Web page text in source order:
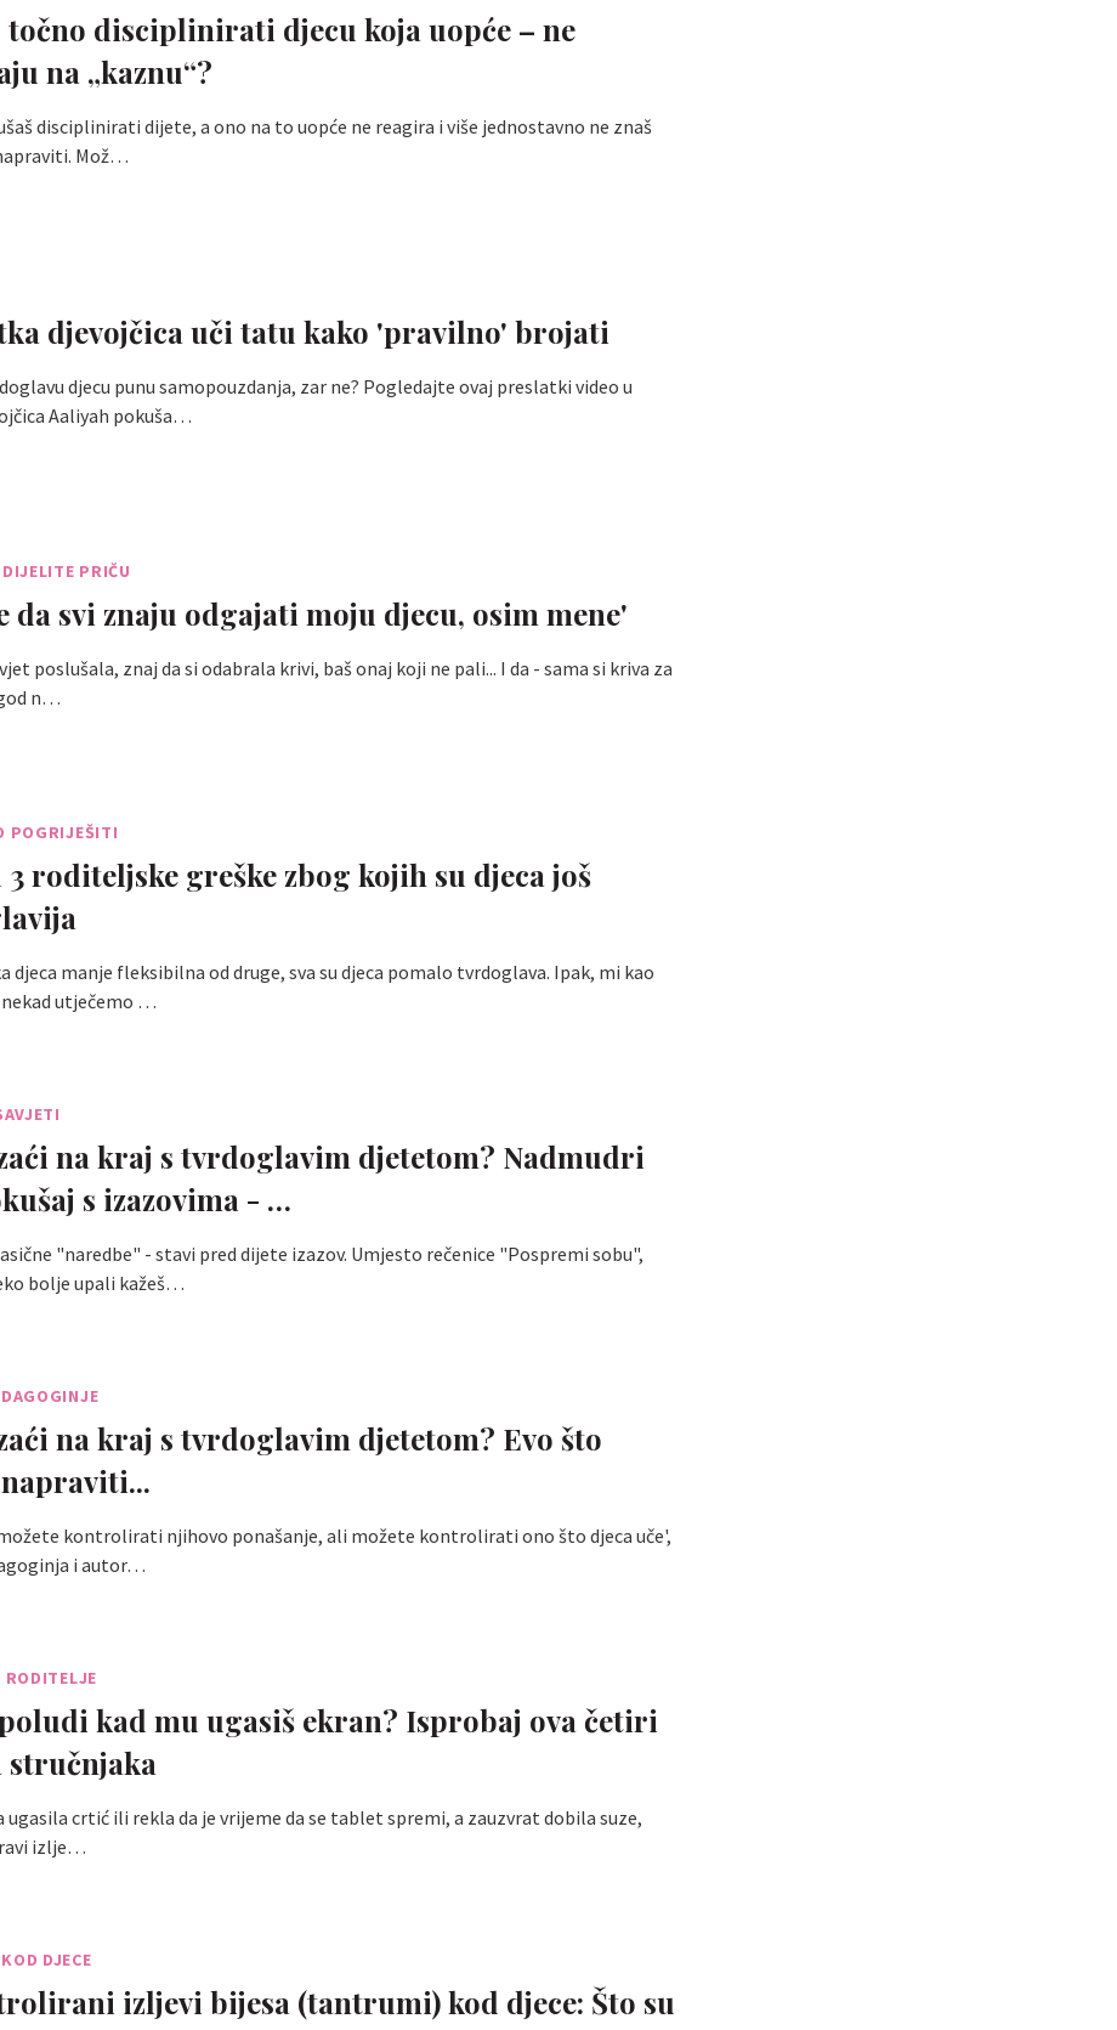
točno disciplinirati djecu koja uopće – ne
na „kaznu“?
disciplinirati dijete, a ono na to uopće ne reagira i više jednostavno ne znaš
Mož…
djevojčica uči tatu kako 'pravilno' brojati
djecu punu samopouzdanja, zar ne? Pogledajte ovaj preslatki video u
Aaliyah pokuša…
PRIČU
da svi znaju odgajati moju djecu, osim mene'
poslušala, znaj da si odabrala krivi, baš onaj koji ne pali... I da - sama si kriva za
n…
POGRIJEŠITI
3 roditeljske greške zbog kojih su djeca još
djeca manje fleksibilna od druge, sva su djeca pomalo tvrdoglava. Ipak, mi kao
utječemo …
na kraj s tvrdoglavim djetetom? Nadmudri
s izazovima - …
"naredbe" - stavi pred dijete izazov. Umjesto rečenice "Pospremi sobu",
bolje upali kažeš…
na kraj s tvrdoglavim djetetom? Evo što
kontrolirati njihovo ponašanje, ali možete kontrolirati ono što djeca uče',
i autor…
RODITELJE
kad mu ugasiš ekran? Isprobaj ova četiri
stručnjaka
ugasila crtić ili rekla da je vrijeme da se tablet spremi, a zauzvrat dobila suze,
izlje…
DJECE
izljevi bijesa (tantrumi) kod djece: Što su